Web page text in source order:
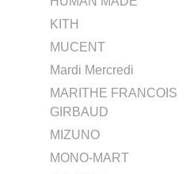
KITH
MUCENT
Mardi Mercredi
MARITHE FRANCOIS
GIRBAUD
MIZUNO
MONO-MART